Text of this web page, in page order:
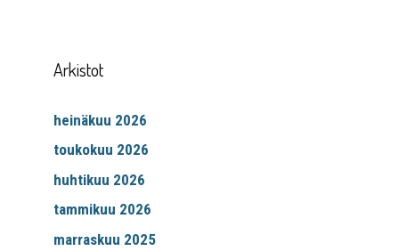
Arkistot
heinäkuu 2026
toukokuu 2026
huhtikuu 2026
tammikuu 2026
marraskuu 2025